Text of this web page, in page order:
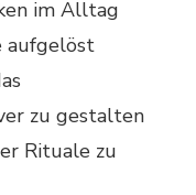
im Alltag
aufgelöst
zu gestalten
Rituale zu